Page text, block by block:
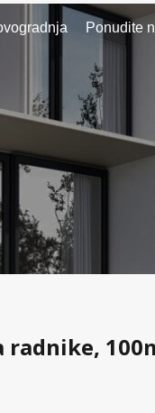
Ponudite
radnike,